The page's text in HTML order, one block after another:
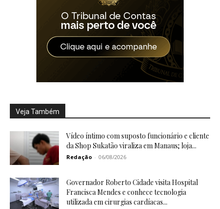
Veja Também
Vídeo íntimo com suposto funcionário e cliente
da Shop Sukatão viraliza em Manaus; loja...
Redação - 06/08/2026
Governador Roberto Cidade visita Hospital
Francisca Mendes e conhece tecnologia
utilizada em cirurgias cardíacas...